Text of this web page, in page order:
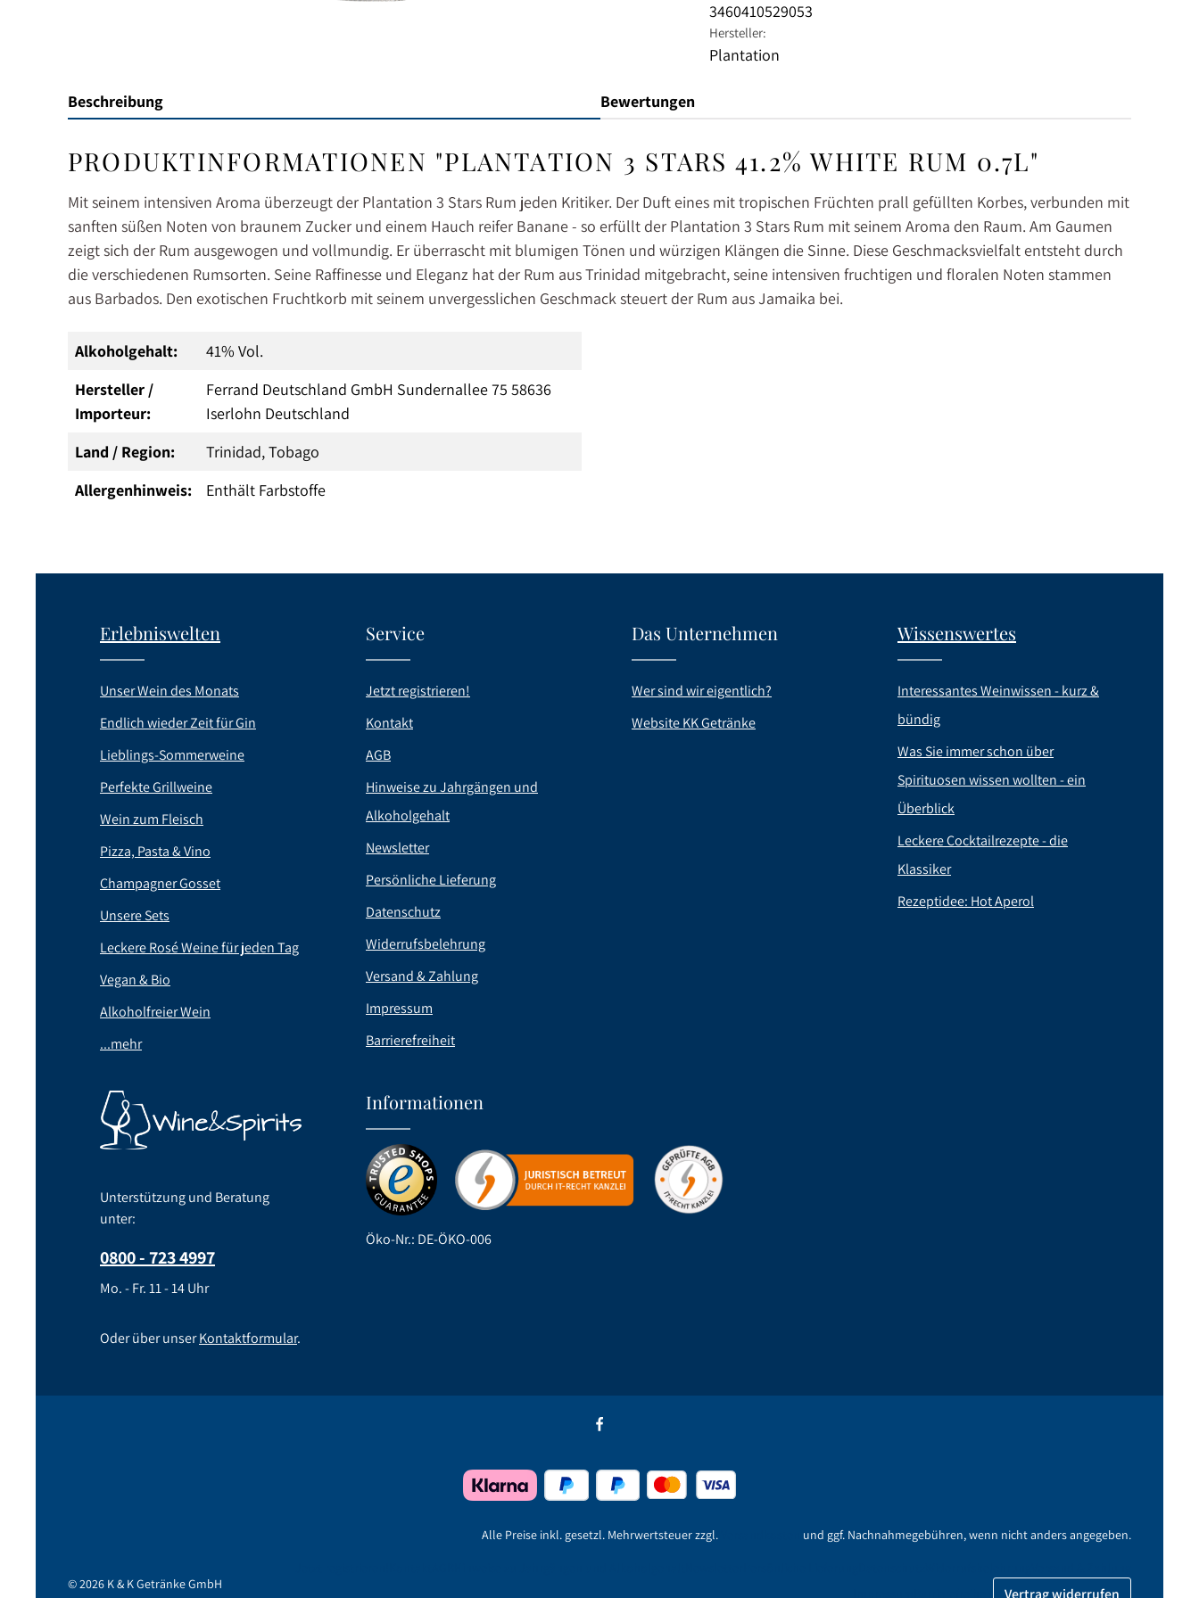
3460410529053
Hersteller:
Plantation
Beschreibung Bewertungen
PRODUKTINFORMATIONEN "PLANTATION 3 STARS 41.2% WHITE RUM 0.7L"
Mit seinem intensiven Aroma überzeugt der Plantation 3 Stars Rum jeden Kritiker. Der Duft eines mit tropischen Früchten prall gefüllten Korbes, verbunden mit
sanften süßen Noten von braunem Zucker und einem Hauch reifer Banane - so erfüllt der Plantation 3 Stars Rum mit seinem Aroma den Raum. Am Gaumen
zeigt sich der Rum ausgewogen und vollmundig. Er überrascht mit blumigen Tönen und würzigen Klängen die Sinne. Diese Geschmacksvielfalt entsteht durch
die verschiedenen Rumsorten. Seine Raffinesse und Eleganz hat der Rum aus Trinidad mitgebracht, seine intensiven fruchtigen und floralen Noten stammen
aus Barbados. Den exotischen Fruchtkorb mit seinem unvergesslichen Geschmack steuert der Rum aus Jamaika bei.
Alkoholgehalt:
41% Vol.
Hersteller /
Importeur:
Ferrand Deutschland GmbH Sundernallee 75 58636
Iserlohn Deutschland
Land / Region:
Trinidad, Tobago
Allergenhinweis:
Enthält Farbstoffe
Erlebniswelten
Unser Wein des Monats
Endlich wieder Zeit für Gin
Lieblings-Sommerweine
Perfekte Grillweine
Wein zum Fleisch
Pizza, Pasta & Vino
Champagner Gosset
Unsere Sets
Leckere Rosé Weine für jeden Tag
Vegan & Bio
Alkoholfreier Wein
...mehr
Service
Jetzt registrieren!
Kontakt
AGB
Hinweise zu Jahrgängen und
Alkoholgehalt
Newsletter
Persönliche Lieferung
Datenschutz
Widerrufsbelehrung
Versand & Zahlung
Impressum
Barrierefreiheit
Das Unternehmen
Wer sind wir eigentlich?
Website KK Getränke
Wissenswertes
Interessantes Weinwissen - kurz &
bündig
Was Sie immer schon über
Spirituosen wissen wollten - ein
Überblick
Leckere Cocktailrezepte - die
Klassiker
Rezeptidee: Hot Aperol
Unterstützung und Beratung
unter:
0800 - 723 4997
Mo. - Fr. 11 - 14 Uhr
Oder über unserKontaktformular.
Informationen
Öko-Nr.: DE-ÖKO-006
Alle Preise inkl. gesetzl. Mehrwertsteuer zzgl. und ggf. Nachnahmegebühren, wenn nicht anders angegeben.
© 2026 K & K Getränke GmbH
Vertrag widerrufen